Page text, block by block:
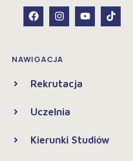
NAWIGACJA
Rekrutacja
Uczelnia
Kierunki Studiów